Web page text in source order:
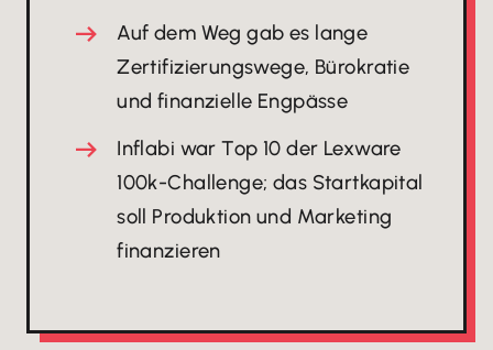
Auf dem Weg gab es lange
Zertifizierungswege, Bürokratie
und finanzielle Engpässe
Inflabi war Top 10 der Lexware
100k-Challenge; das Startkapital
soll Produktion und Marketing
finanzieren